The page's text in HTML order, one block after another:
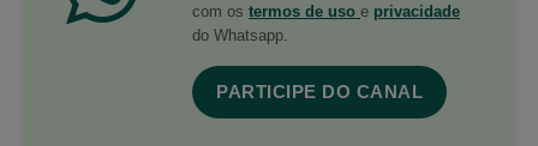
com os termos de uso e privacidade
do Whatsapp.
PARTICIPE DO CANAL